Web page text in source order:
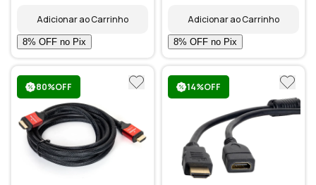
Adicionar ao Carrinho Adicionar ao Carrinho
80%OFF 14%OFF